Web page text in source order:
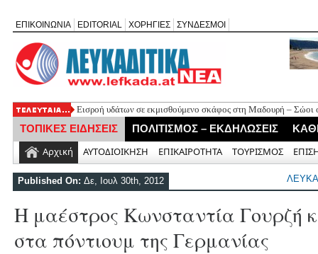
ΕΠΙΚΟΙΝΩΝΙΑ EDITORIAL ΧΟΡΗΓΙΕΣ ΣΥΝΔΕΣΜΟΙ
Εισροή υδάτων σε εκμισθούμενο σκάφος στη Μαδουρή – Σώοι
ΣΧΟΛΙΟ ΣΤΟ ΔΗΜΟΣΙΕΥΜΑ: «Η Φαρμακολύτρια» του
Καλλιγωνίου (της Χριστίνας Μιχαλά)
Άγιος Νικήτας: Απορρίφθηκε αίτημα για φιλανθρωπική δράση
Νέο Τουριστικό Χωροταξικό: Τι αλλάζει σε Λευκάδα και
και τουριστική ανάπτυξη
ΤΟΠΙΚΕΣ ΕΙΔΗΣΕΙΣ ΠΟΛΙΤΙΣΜΟΣ – ΕΚΔΗΛΩΣΕΙΣ
Αρχική ΑΥΤΟΔΙΟΙΚΗΣΗ ΕΠΙΚΑΙΡΟΤΗΤΑ ΤΟΥΡΙΣΜΟΣ
Published On: Δε, Ιουλ 30th, 2012
Η μαέστρος Κωνσταντία Γουρζή
στα πόντιουμ της Γερμανίας